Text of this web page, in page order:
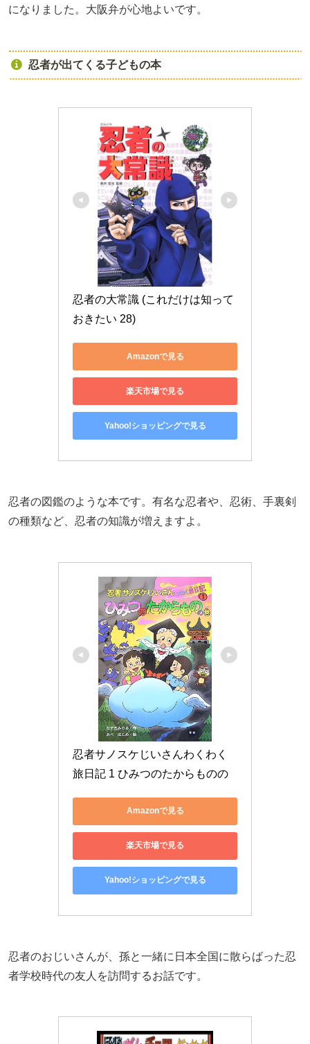
になりました。大阪弁が心地よいです。
忍者が出てくる子どもの本
忍者の大常識 (これだけは知って
おきたい 28)
Amazonで見る
楽天市場で見る
Yahoo!ショッピングで見る
忍者の図鑑のような本です。有名な忍者や、忍術、手裏剣
の種類など、忍者の知識が増えますよ。
忍者サノスケじいさんわくわく
旅日記 1 ひみつのたからものの
Amazonで見る
楽天市場で見る
Yahoo!ショッピングで見る
忍者のおじいさんが、孫と一緒に日本全国に散らばった忍
者学校時代の友人を訪問するお話です。